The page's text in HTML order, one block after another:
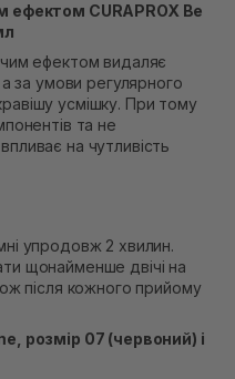
ефектом CURAPROX Be
ефектом видаляє
а за умови регулярного
усмішку. При тому
та не
на чутливість
упродовж 2 хвилин.
щонайменше двічі на
після кожного прийому
розмір 07 (червоний) і